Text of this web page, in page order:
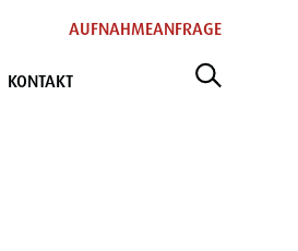
AUFNAHMEANFRAGE
KONTAKT